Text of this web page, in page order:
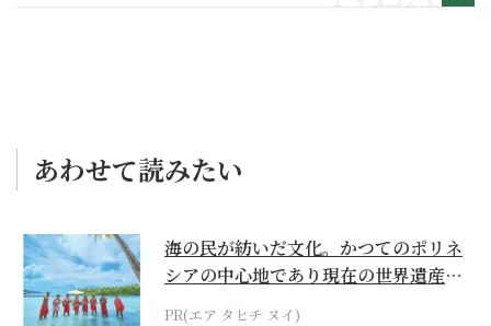
あわせて読みたい
海の民が紡いだ文化。かつてのポリネ
シアの中心地であり現在の世界遺産か
らみえてくる...
PR(エア タヒチ ヌイ)